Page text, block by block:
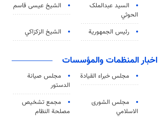
السید عبدالملک
الحوثي
الشيخ عيسى قاسم
رئيس الجمهورية الشيخ الزكزاكي
اخبار المنظمات والمؤسسات
مجلس خبراء القيادة
مجلس صيانة
الدستور
مجلس الشورى
الاسلامي
مجمع تشخيص
مصلحة النظام